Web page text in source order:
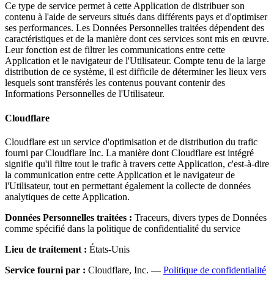
Ce type de service permet à cette Application de distribuer son
contenu à l'aide de serveurs situés dans différents pays et d'optimiser
ses performances. Les Données Personnelles traitées dépendent des
caractéristiques et de la manière dont ces services sont mis en œuvre.
Leur fonction est de filtrer les communications entre cette
Application et le navigateur de l'Utilisateur. Compte tenu de la large
distribution de ce système, il est difficile de déterminer les lieux vers
lesquels sont transférés les contenus pouvant contenir des
Informations Personnelles de l'Utilisateur.
Cloudflare
Cloudflare est un service d'optimisation et de distribution du trafic
fourni par Cloudflare Inc. La manière dont Cloudflare est intégré
signifie qu'il filtre tout le trafic à travers cette Application, c'est-à-dire
la communication entre cette Application et le navigateur de
l'Utilisateur, tout en permettant également la collecte de données
analytiques de cette Application.
Données Personnelles traitées : Traceurs, divers types de Données
comme spécifié dans la politique de confidentialité du service
Lieu de traitement : États-Unis
Service fourni par : Cloudflare, Inc. — Politique de confidentialité